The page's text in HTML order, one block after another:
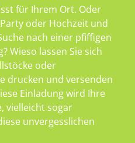
für Ihrem Ort. Oder
oder Hochzeit und
nach einer pfiffigen
Wieso lassen Sie sich
oder
drucken und versenden
Einladung wird Ihre
vielleicht sogar
unvergesslichen